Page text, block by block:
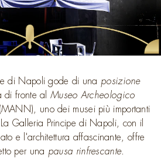
di Napoli gode di una posizione
di fronte alMuseo Archeologico
(MANN), uno dei musei più importanti
Galleria Principe di Napoli, con il
e l'architettura affascinante, offre
per una pausa rinfrescante.